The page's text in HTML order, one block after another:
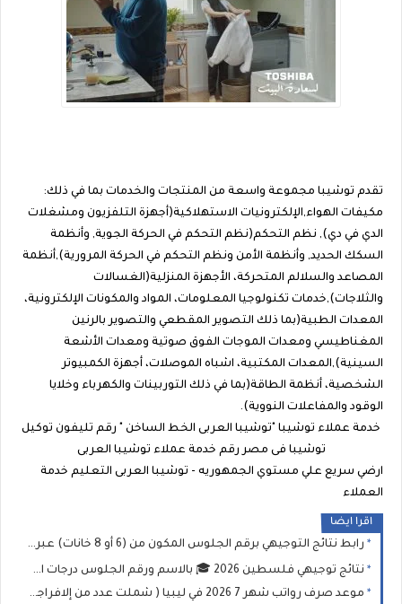
تقدم توشيبا مجموعة واسعة من المنتجات والخدمات بما في ذلك:
مكيفات الهواء,الإلكترونيات الاستهلاكية(أجهزة التلفزيون ومشغلات
الدي في دي), نظم التحكم(نظم التحكم في الحركة الجوية, وأنظمة
السكك الحديد, وأنظمة الأمن ونظم التحكم في الحركة المرورية),أنظمة
المصاعد والسلالم المتحركة، الأجهزة المنزلية(الغسالات
والثلاجات),خدمات تكنولوجيا المعلومات، المواد والمكونات الإلكترونية،
المعدات الطبية(بما ذلك التصوير المقطعي والتصوير بالرنين
المغناطيسي ومعدات الموجات الفوق صوتية ومعدات الأشعة
السينية),المعدات المكتبية، اشباه الموصلات، أجهزة الكمبيوتر
الشخصية، أنظمة الطاقة(بما في ذلك التوربينات والكهرباء وخلايا
الوقود والمفاعلات النووية).
خدمة عملاء توشيبا "توشيبا العربى الخط الساخن " رقم تليفون توكيل
توشيبا فى مصر رقم خدمة عملاء توشيبا العربى
ارضي سريع علي مستوي الجمهوريه - توشيبا العربى التعليم خدمة
العملاء
اقرا ايضا
رابط نتائج التوجيهي برقم الجلوس المكون من (6 أو 8 خانات) عبر موقع وزارة التربية والتعليم الفلسطينية
نتائج توجيهي فلسطين 2026 🎓 بالاسم ورقم الجلوس درجات امتحان الثانوية العامة (التوجيهي)
موعد صرف رواتب شهر 7 2026 في ليبيا ( شملت عدد من إلافراجات المالية) وخطوات الاستعلام عبر منظومة "راتبك لحظي"